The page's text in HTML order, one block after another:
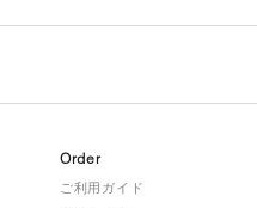
Order
ご利用ガイド